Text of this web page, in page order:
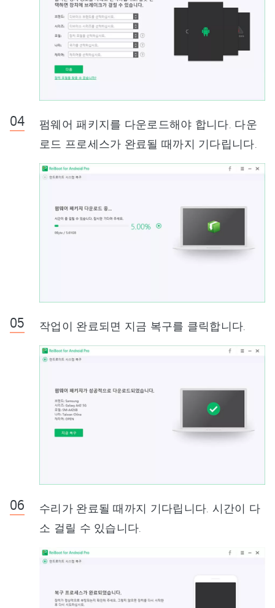
펌웨어 패키지를 다운로드해야 합니다. 다운
로드 프로세스가 완료될 때까지 기다립니다.
작업이 완료되면 지금 복구를 클릭합니다.
수리가 완료될 때까지 기다립니다. 시간이 다
소 걸릴 수 있습니다.